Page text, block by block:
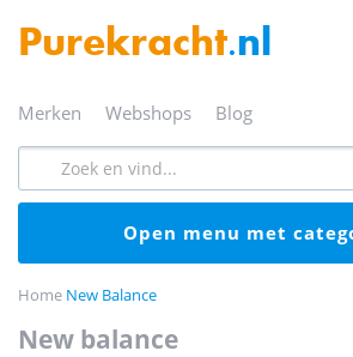
Purekracht.nl
merken webshops blog
open menu met
Home New Balance
new balance